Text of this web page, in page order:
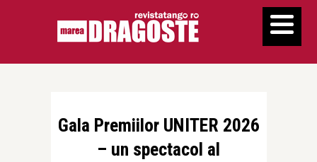
Gala Premiilor UNITER 2026
– un spectacol al